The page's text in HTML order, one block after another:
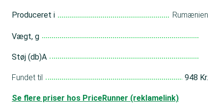
Produceret i Rumænien
Vægt, g
Støj (db)A
Fundet til 948 Kr.
Se flere priser hos PriceRunner (reklamelink)